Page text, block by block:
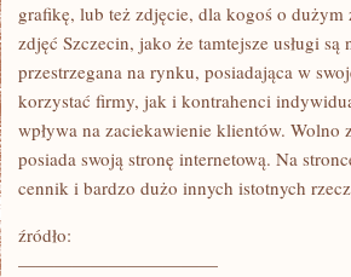
grafikę, lub też zdjęcie, dla kogoś o
zdjęć Szczecin, jako że tamtejsze usługi
przestrzegana na rynku, posiadająca w
korzystać firmy, jak i kontrahenci
wpływa na zaciekawienie klientów. Wolno
posiada swoją stronę internetową. Na
cennik i bardzo dużo innych istotnych
źródło:
———————————